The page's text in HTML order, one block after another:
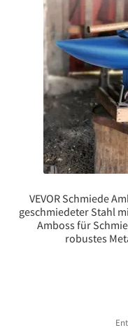
VEVOR Schmiede
geschmiedeter Stahl
Amboss für
robustes